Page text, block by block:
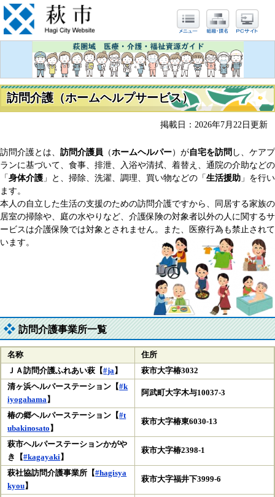
訪問介護（ホームヘルプサービス）
掲載日：2026年7月22日更新
訪問介護とは、 訪問介護員 （ホームヘルパー）が自宅を訪問 し、ケアプ
ランに基づいて、食事、排泄、入浴や清拭、着替え、通院の介助などの
「身体介護 」と、掃除、洗濯、調理、買い物などの「生活援助 」を行い
ます。
本人の自立した生活の支援のための訪問介護ですから、同居する家族の
居室の掃除や、庭の水やりなど、介護保険の対象者以外の人に関するサ
ービスは介護保険では対象とされません。また、医療行為も禁止されて
います。
訪問介護事業所一覧
名称
住所
ＪＡ訪問介護ふれあい萩【#ja】
萩市大字椿3032
清ヶ浜ヘルパーステーション【#k
iyogahama】
阿武町大字木与10037-3
椿の郷ヘルパーステーション【#t
ubakinosato 】
萩市大字椿東6030-13
萩市ヘルパーステーションかがや
き【#kagayaki】
萩市大字椿2398-1
萩社協訪問介護事業所【#hagisya
kyou】
萩市大字福井下3999-6